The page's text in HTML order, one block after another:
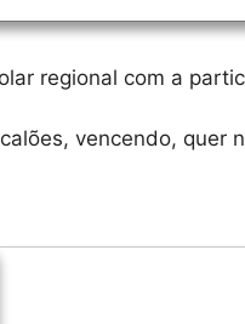
regional com a
vencendo, quer